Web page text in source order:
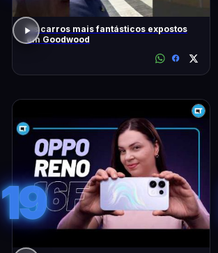
Os carros mais fantásticos expostos
em Goodwood
19